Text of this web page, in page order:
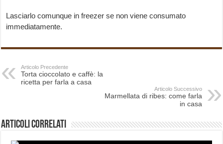
Lasciarlo comunque in freezer se non viene consumato
immediatamente.
Articolo Precedente
Torta cioccolato e caffè: la
ricetta per farla a casa
Articolo Successivo
Marmellata di ribes: come farla
in casa
Articoli correlati